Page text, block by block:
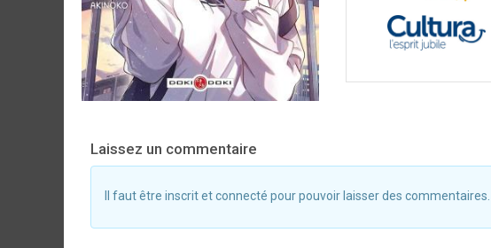
Laissez un commentaire
Il faut être inscrit et connecté pour pouvoir laisser des commentaires.